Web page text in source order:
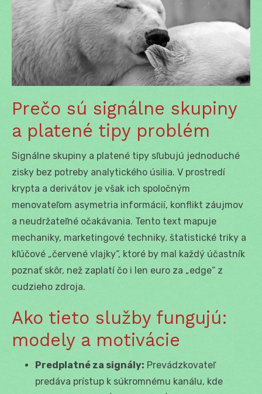
Prečo sú signálne skupiny
a platené tipy problém
Signálne skupiny a platené tipy sľubujú jednoduché
zisky bez potreby analytického úsilia. V prostredí
krypta a derivátov je však ich spoločným
menovateľom asymetria informácií, konflikt záujmov
a neudržateľné očakávania. Tento text mapuje
mechaniky, marketingové techniky, štatistické triky a
kľúčové „červené vlajky“, ktoré by mal každý účastník
poznať skôr, než zaplatí čo i len euro za „edge“ z
cudzieho zdroja.
Ako tieto služby fungujú:
modely a motivácie
Predplatné za signály: Prevádzkovateľ
predáva prístup k súkromnému kanálu, kde